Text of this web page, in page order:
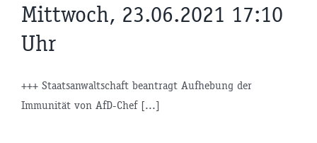
Mittwoch, 23.06.2021 17:10
Uhr
+++ Staatsanwaltschaft beantragt Aufhebung der
Immunität von AfD-Chef [...]